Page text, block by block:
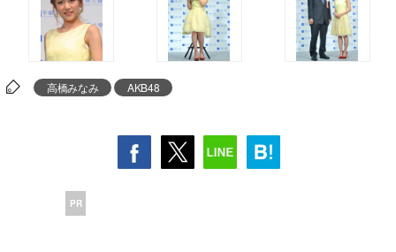
高橋みなみ AKB48
PR